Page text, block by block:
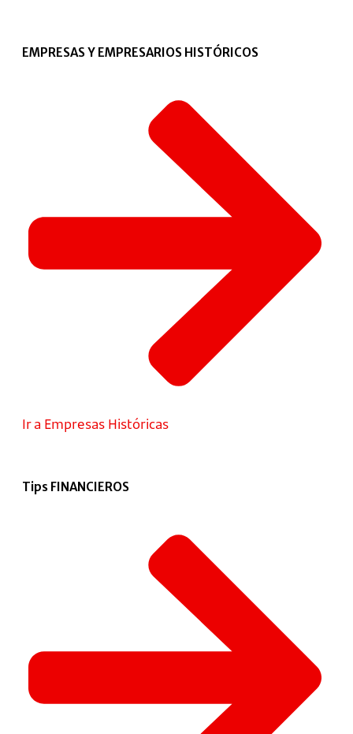
EMPRESAS Y EMPRESARIOS HISTÓRICOS
Ir a Empresas Históricas
Tips FINANCIEROS